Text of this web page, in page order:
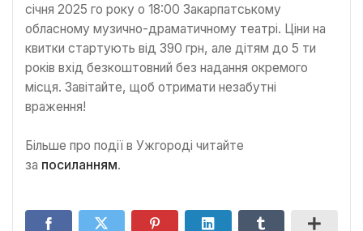
січня 2025 го року о 18:00 Закарпатському
обласному музично-драматичному театрі. Ціни на
квитки стартують від 390 грн, але дітям до 5 ти
років вхід безкоштовний без надання окремого
місця. Завітайте, щоб отримати незабутні
враження!
Більше про події в Ужгороді читайте
за посиланням.